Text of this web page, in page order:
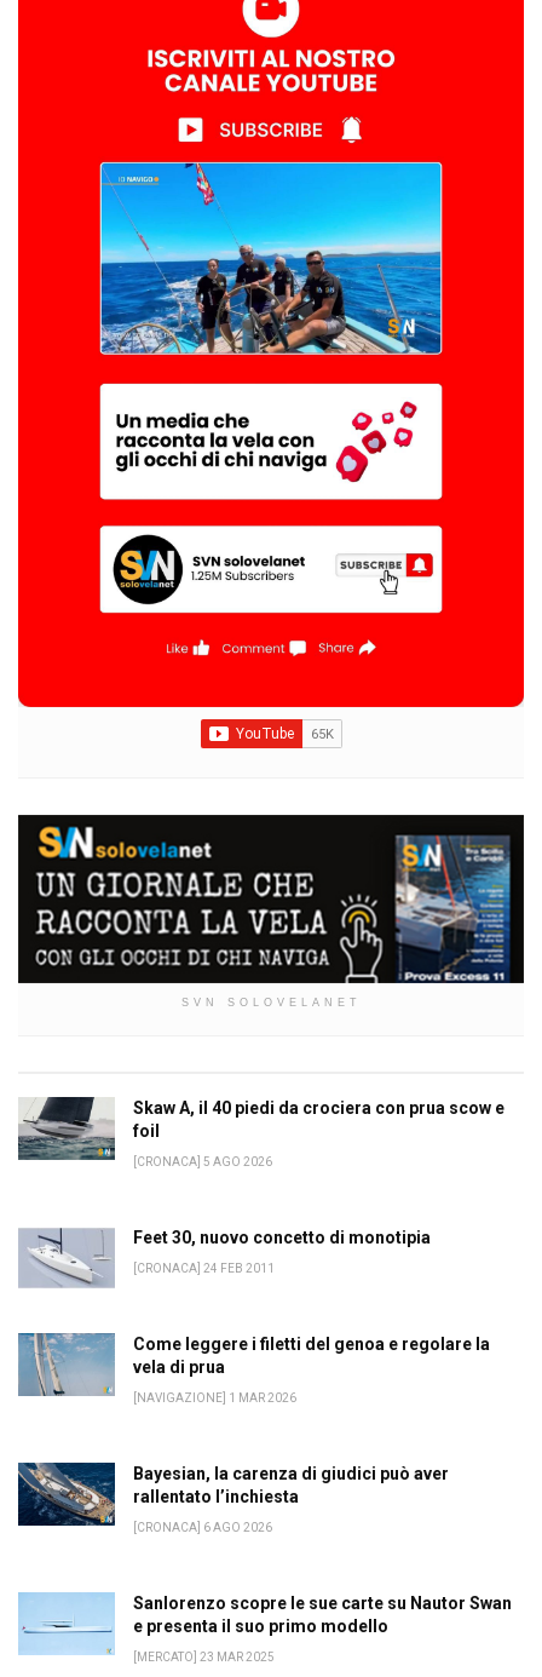
SVN SOLOVELANET
Skaw A, il 40 piedi da crociera con prua scow e
foil
[CRONACA] 5 AGO 2026
Feet 30, nuovo concetto di monotipia
[CRONACA] 24 FEB 2011
Come leggere i filetti del genoa e regolare la
vela di prua
[NAVIGAZIONE] 1 MAR 2026
Bayesian, la carenza di giudici può aver
rallentato l’inchiesta
[CRONACA] 6 AGO 2026
Sanlorenzo scopre le sue carte su Nautor Swan
e presenta il suo primo modello
[MERCATO] 23 MAR 2025